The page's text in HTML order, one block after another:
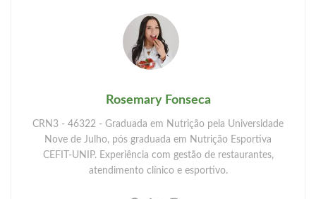
Rosemary Fonseca
CRN3 - 46322 - Graduada em Nutrição pela Universidade
Nove de Julho, pós graduada em Nutrição Esportiva
CEFIT-UNIP. Experiência com gestão de restaurantes,
atendimento clínico e esportivo.